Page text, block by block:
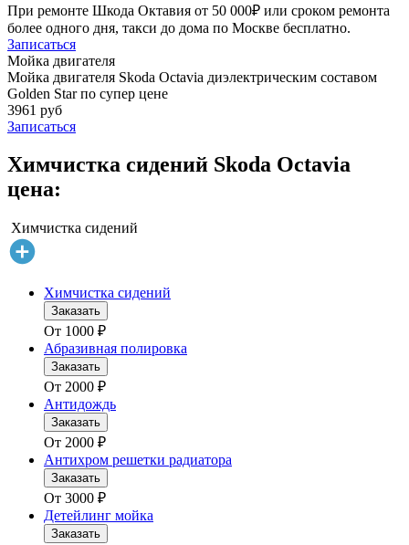
При ремонте Шкода Октавия от 50 000₽ или сроком ремонта
более одного дня, такси до дома по Москве бесплатно.
Записаться
Мойка двигателя
Мойка двигателя Skoda Octavia диэлектрическим составом
Golden Star по супер цене
3961 руб
Записаться
Химчистка сидений Skoda Octavia
цена:
Химчистка сидений
Химчистка сидений
Заказать
От 1000 ₽
Абразивная полировка
Заказать
От 2000 ₽
Антидождь
Заказать
От 2000 ₽
Антихром решетки радиатора
Заказать
От 3000 ₽
Детейлинг мойка
Заказать